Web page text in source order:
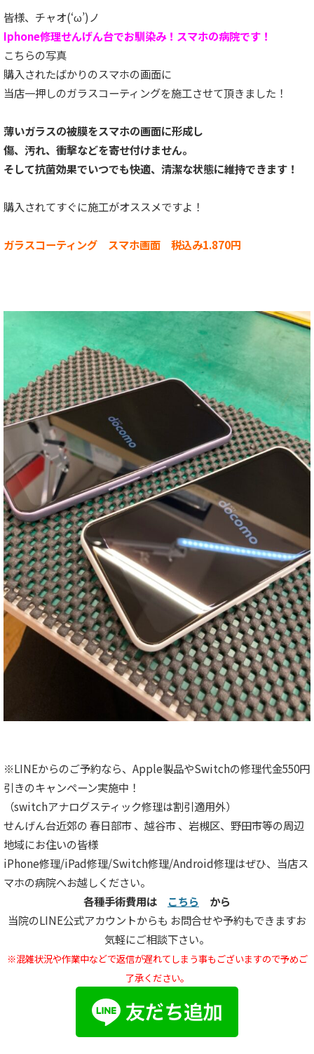
皆様、チャオ(‘ω’)ノ
Iphone修理せんげん台でお馴染み！スマホの病院です！
こちらの写真
購入されたばかりのスマホの画面に
当店一押しのガラスコーティングを施工させて頂きました！
薄いガラスの被膜をスマホの画面に形成し
傷、汚れ、衝撃などを寄せ付けません。
そして抗菌効果でいつでも快適、清潔な状態に維持できます！
購入されてすぐに施工がオススメですよ！
ガラスコーティング スマホ画面 税込み1.870円
※LINEからのご予約なら、Apple製品やSwitchの修理代金550円
引きのキャンペーン実施中！
（switchアナログスティック修理は割引適用外）
せんげん台近郊の 春日部市 、越谷市 、岩槻区、野田市等の周辺
地域にお住いの皆様
iPhone修理/iPad修理/Switch修理/Android修理はぜひ、当店ス
マホの病院へお越しください。
各種手術費用は こちら から
当院のLINE公式アカウントからも お問合せや予約もできますお
気軽にご相談下さい。
※混雑状況や作業中などで返信が遅れてしまう事もございますので予めご
了承ください。